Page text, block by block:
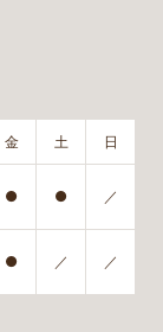
金 土 日
● ● ／
● ／ ／